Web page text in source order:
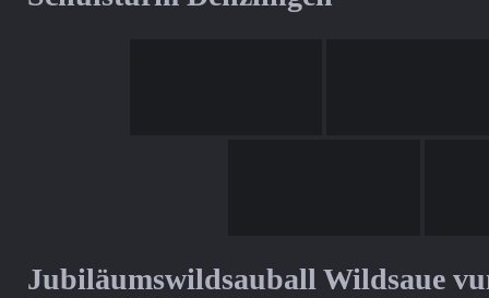
Jubiläumswildsauball Wildsaue